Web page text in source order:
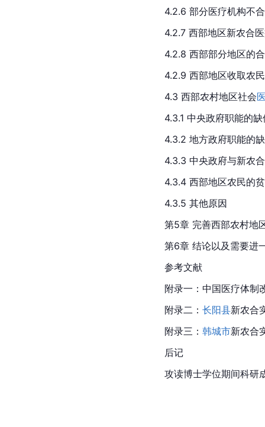
4.2.6 部分医疗机构不
4.2.7 西部地区新农合
4.2.8 西部部分地区的
4.2.9 西部地区收取农
4.3 西部农村地区社会
4.3.1 中央政府职能的
4.3.2 地方政府职能的
4.3.3 中央政府与新农
4.3.4 西部地区农民的
4.3.5 其他原因
第5章 完善西部农村地
第6章 结论以及需要进
参考文献
附录一：中国医疗体
附录二： 长阳县新农合
附录三： 韩城市新农合
后记
攻读博士学位期间科研